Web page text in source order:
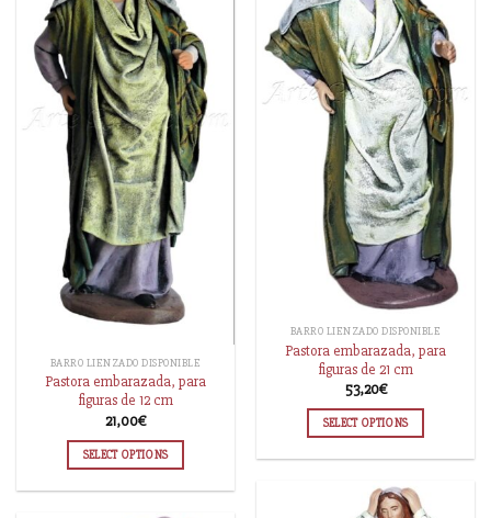
BARRO LIENZADO DISPONIBLE
Pastora embarazada, para
figuras de 21 cm
53,20€
SELECT OPTIONS
BARRO LIENZADO DISPONIBLE
Pastora embarazada, para
figuras de 12 cm
21,00€
SELECT OPTIONS